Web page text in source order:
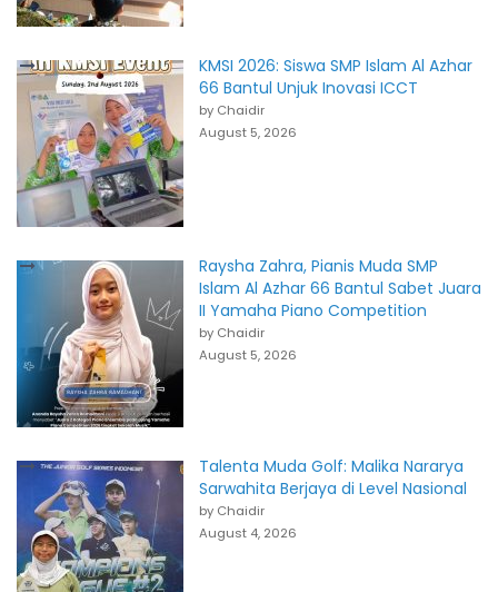
KMSI 2026: Siswa SMP Islam Al Azhar
66 Bantul Unjuk Inovasi ICCT
by Chaidir
August 5, 2026
Raysha Zahra, Pianis Muda SMP
Islam Al Azhar 66 Bantul Sabet Juara
II Yamaha Piano Competition
by Chaidir
August 5, 2026
Talenta Muda Golf: Malika Nararya
Sarwahita Berjaya di Level Nasional
by Chaidir
August 4, 2026